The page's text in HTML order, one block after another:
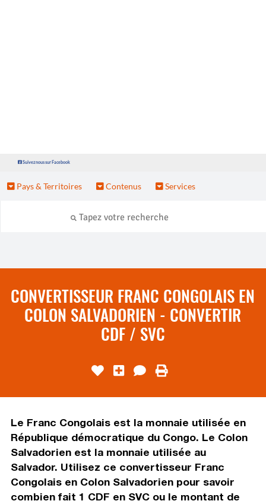
Suivez nous sur Facebook
Pays & Territoires Contenus Services
CONVERTISSEUR FRANC CONGOLAIS EN
COLON SALVADORIEN - CONVERTIR
CDF / SVC
Le Franc Congolais est la monnaie utilisée en
République démocratique du Congo. Le Colon
Salvadorien est la monnaie utilisée au
Salvador. Utilisez ce convertisseur Franc
Congolais en Colon Salvadorien pour savoir
combien fait 1 CDF en SVC ou le montant de